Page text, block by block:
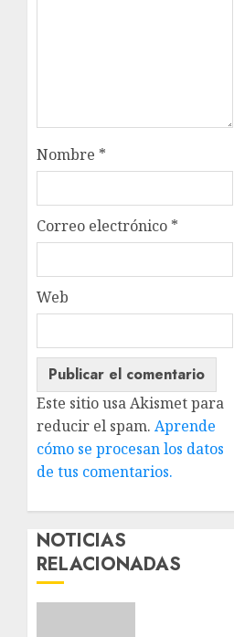
Nombre *
Correo electrónico *
Web
Este sitio usa Akismet para
reducir el spam. Aprende
cómo se procesan los datos
de tus comentarios.
NOTICIAS
RELACIONADAS